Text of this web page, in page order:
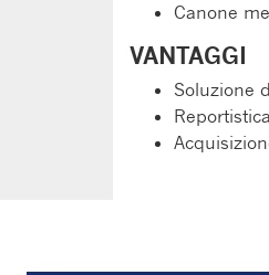
Canone
VANTAGGI
Soluzione